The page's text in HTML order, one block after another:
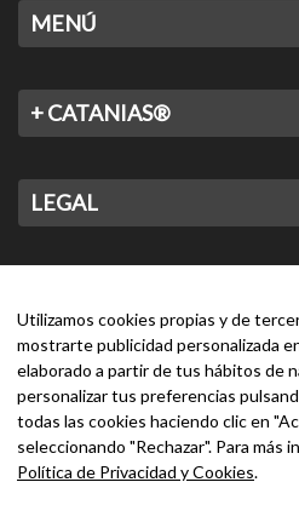
MENÚ
+ CATANIAS®
LEGAL
Utilizamos cookies propias y de
mostrarte publicidad personalizada
elaborado a partir de tus hábitos de
personalizar tus preferencias
todas las cookies haciendo clic en
seleccionando "Rechazar". Para más
Política de Privacidad y Cookies.